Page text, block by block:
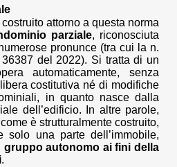
attorno a questa norma
parziale, riconosciuta
pronunce (tra cui la n.
del 2022). Si tratta di un
automaticamente, senza
costitutiva né di modifiche
in quanto nasce dalla
dell’edificio. In altre parole,
è strutturalmente costruito,
solo una parte dell’immobile,
gruppo autonomo ai fini della
.